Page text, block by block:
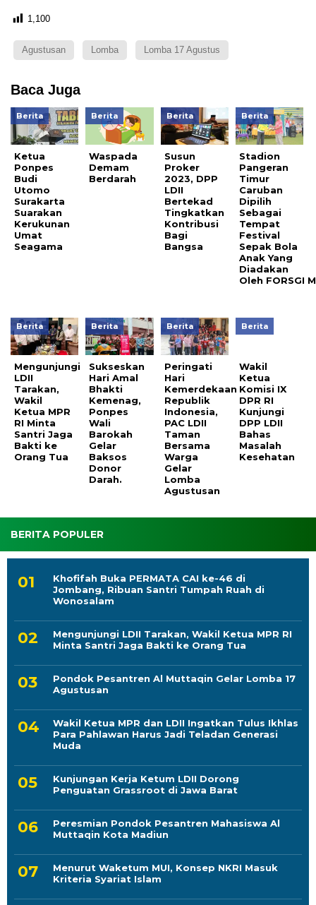
1,100
Agustusan Lomba Lomba 17 Agustus
Baca Juga
Berita
Ketua
Ponpes
Budi
Utomo
Surakarta
Suarakan
Kerukunan
Umat
Seagama
Berita
Waspada
Demam
Berdarah
Berita
Susun
Proker
2023, DPP
LDII
Bertekad
Tingkatkan
Kontribusi
Bagi
Bangsa
Berita
Stadion
Pangeran
Timur
Caruban
Dipilih
Sebagai
Tempat
Festival
Sepak Bola
Anak Yang
Diadakan
Oleh FORSGI
Berita
Mengunjungi
LDII
Tarakan,
Wakil
Ketua MPR
RI Minta
Santri Jaga
Bakti ke
Orang Tua
Berita
Sukseskan
Hari Amal
Bhakti
Kemenag,
Ponpes
Wali
Barokah
Gelar
Baksos
Donor
Darah.
Berita
Peringati
Hari
Kemerdekaan
Republik
Indonesia,
PAC LDII
Taman
Bersama
Warga
Gelar
Lomba
Agustusan
Berita
Wakil
Ketua
Komisi IX
DPR RI
Kunjungi
DPP LDII
Bahas
Masalah
Kesehatan
BERITA POPULER
Khofifah Buka PERMATA CAI ke-46 di
Jombang, Ribuan Santri Tumpah Ruah di
Wonosalam
Mengunjungi LDII Tarakan, Wakil Ketua MPR RI
Minta Santri Jaga Bakti ke Orang Tua
Pondok Pesantren Al Muttaqin Gelar Lomba 17
Agustusan
Wakil Ketua MPR dan LDII Ingatkan Tulus Ikhlas
Para Pahlawan Harus Jadi Teladan Generasi
Muda
Kunjungan Kerja Ketum LDII Dorong
Penguatan Grassroot di Jawa Barat
Peresmian Pondok Pesantren Mahasiswa Al
Muttaqin Kota Madiun
Menurut Waketum MUI, Konsep NKRI Masuk
Kriteria Syariat Islam